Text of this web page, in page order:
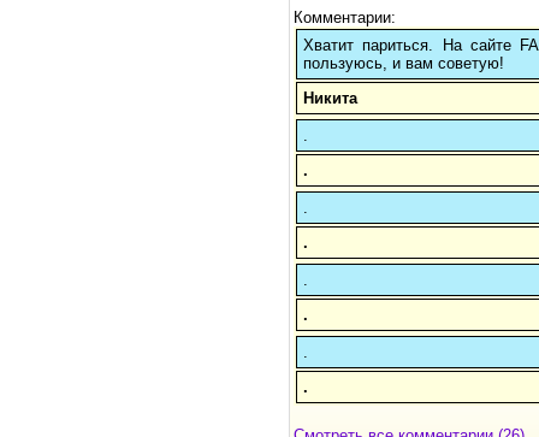
Комментарии:
Хватит париться. На сайте
пользуюсь, и вам советую!
Никита
.
.
.
.